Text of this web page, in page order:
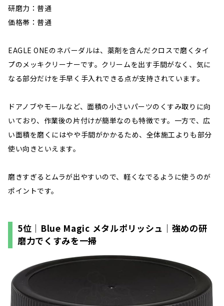
研磨力：普通
価格帯：普通
EAGLE ONEのネバーダルは、薬剤を含んだクロスで磨くタイ
プのメッキクリーナーです。クリームを出す手間がなく、気に
なる部分だけを手早く手入れできる点が支持されています。
ドアノブやモールなど、面積の小さいパーツのくすみ取りに向
いており、作業後の片付けが簡単なのも特徴です。一方で、広
い面積を磨くにはやや手間がかかるため、全体施工よりも部分
使い向きといえます。
磨きすぎるとムラが出やすいので、軽くなでるように使うのが
ポイントです。
5位｜Blue Magic メタルポリッシュ｜強めの研
磨力でくすみを一掃